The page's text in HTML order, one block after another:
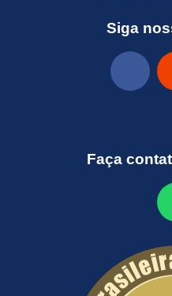
Siga
Faça